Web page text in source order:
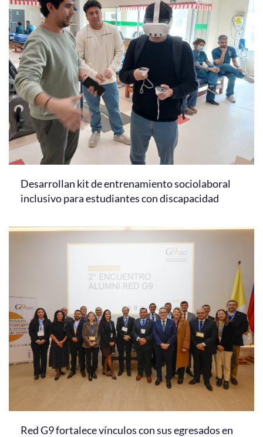
Desarrollan kit de entrenamiento sociolaboral
inclusivo para estudiantes con discapacidad
Red G9 fortalece vínculos con sus egresados en